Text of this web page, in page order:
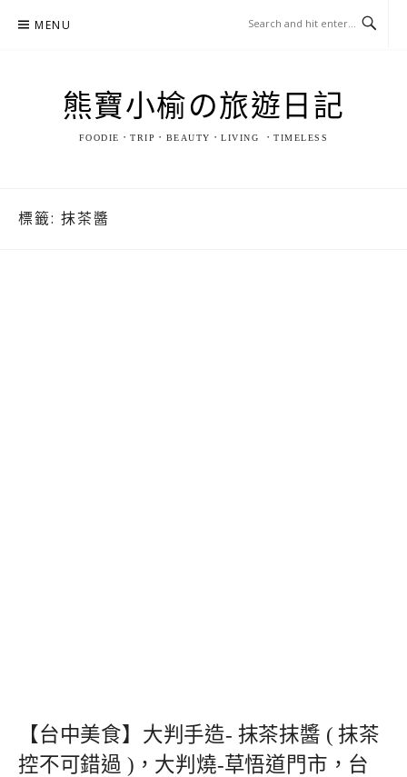
MENU
熊寶小榆の旅遊日記
FOODIE．TRIP．BEAUTY．LIVING ．TIMELESS
標籤: 抹茶醬
【台中美食】大判手造- 抹茶抹醬 ( 抹茶
控不可錯過 )，大判燒-草悟道門市，台